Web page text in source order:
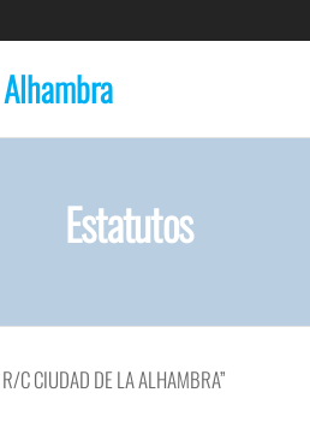
Estatutos
C CIUDAD DE LA ALHAMBRA”